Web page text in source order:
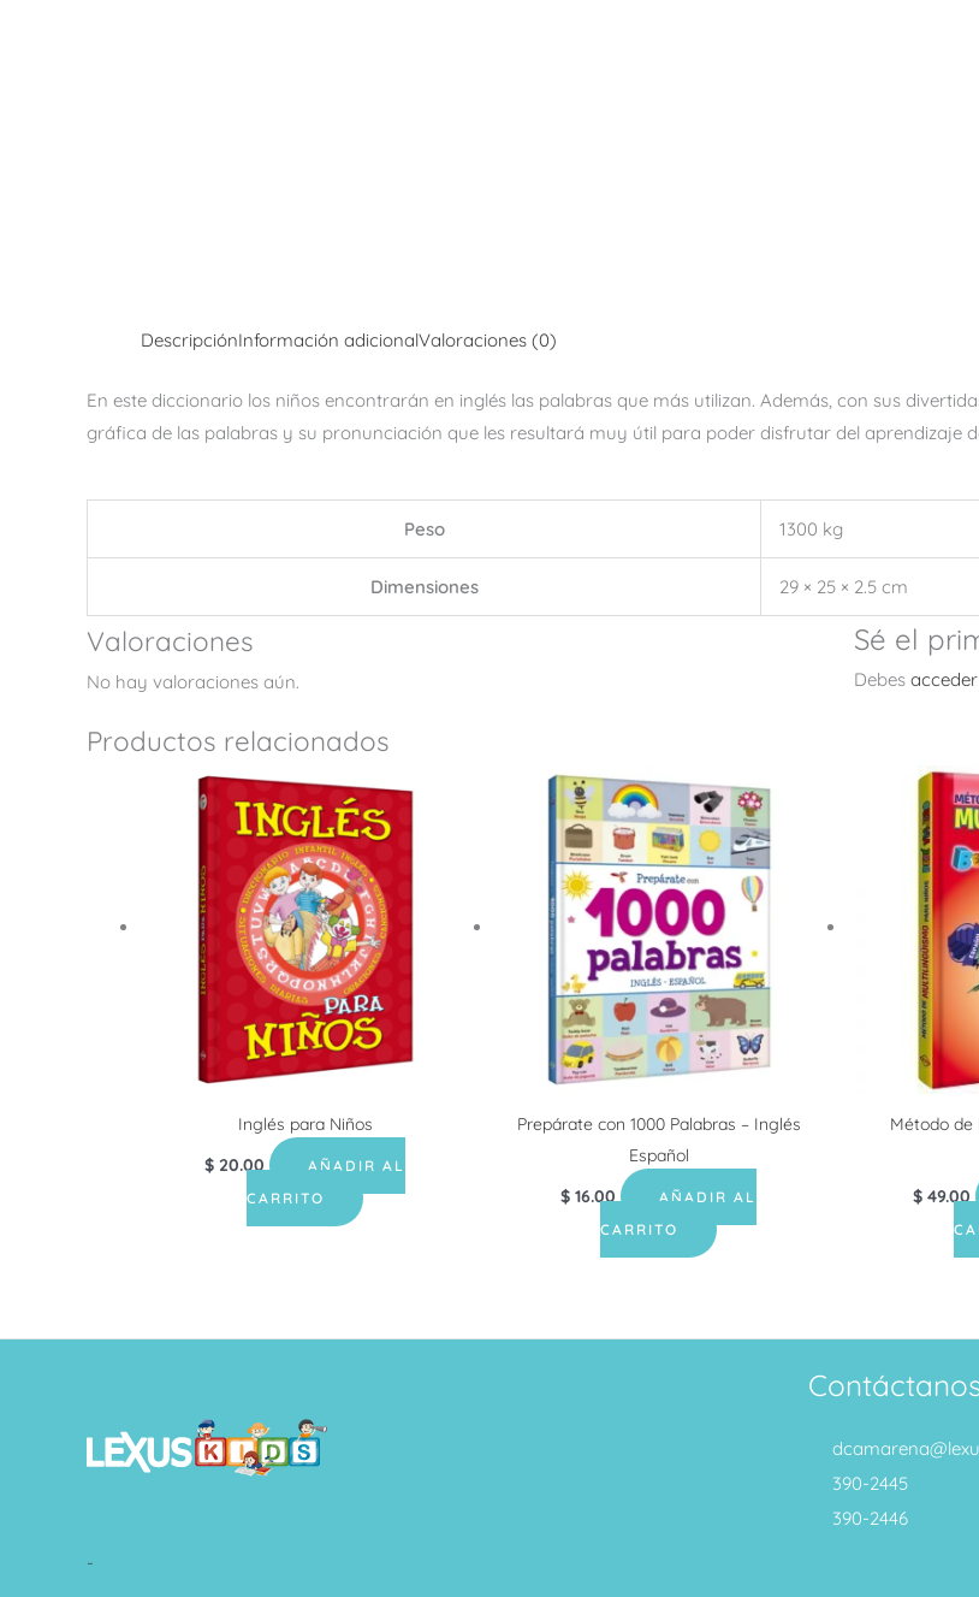
DescripciónInformación adicionalValoraciones (0)
En este diccionario los niños encontrarán en inglés las palabras que más utilizan. Además, con sus
gráfica de las palabras y su pronunciación que les resultará muy útil para poder disfrutar del aprendizaje
Peso 1300 kg
Dimensiones 29 × 25 × 2.5 cm
Valoraciones
No hay valoraciones aún.
Sé el
Debes acceder
Productos relacionados
Inglés para Niños
$ 20.00
AÑADIR AL
CARRITO
Prepárate con 1000 Palabras – Inglés
Español
$ 16.00
AÑADIR AL
CARRITO
Método de
$49.00
-
390-2445
390-2446